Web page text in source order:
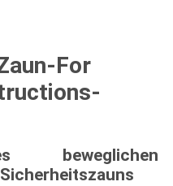
For
beweglichen